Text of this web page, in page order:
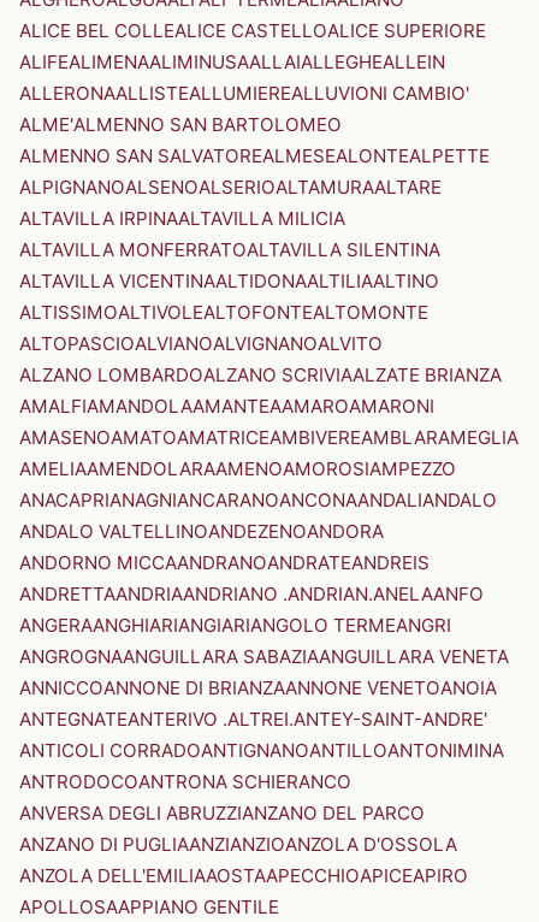
ALICE BEL COLLEALICE CASTELLOALICE SUPERIORE
ALIFEALIMENAALIMINUSAALLAIALLEGHEALLEIN
ALLERONAALLISTEALLUMIEREALLUVIONI CAMBIO'
ALME'ALMENNO SAN BARTOLOMEO
ALMENNO SAN SALVATOREALMESEALONTEALPETTE
ALPIGNANOALSENOALSERIOALTAMURAALTARE
ALTAVILLA IRPINAALTAVILLA MILICIA
ALTAVILLA MONFERRATOALTAVILLA SILENTINA
ALTAVILLA VICENTINAALTIDONAALTILIAALTINO
ALTISSIMOALTIVOLEALTOFONTEALTOMONTE
ALTOPASCIOALVIANOALVIGNANOALVITO
ALZANO LOMBARDOALZANO SCRIVIAALZATE BRIANZA
AMALFIAMANDOLAAMANTEAAMAROAMARONI
AMASENOAMATOAMATRICEAMBIVEREAMBLARAMEGLIA
AMELIAAMENDOLARAAMENOAMOROSIAMPEZZO
ANACAPRIANAGNIANCARANOANCONAANDALIANDALO
ANDALO VALTELLINOANDEZENOANDORA
ANDORNO MICCAANDRANOANDRATEANDREIS
ANDRETTAANDRIAANDRIANO .ANDRIAN.ANELAANFO
ANGERAANGHIARIANGIARIANGOLO TERMEANGRI
ANGROGNAANGUILLARA SABAZIAANGUILLARA VENETA
ANNICCOANNONE DI BRIANZAANNONE VENETOANOIA
ANTEGNATEANTERIVO .ALTREI.ANTEY-SAINT-ANDRE'
ANTICOLI CORRADOANTIGNANOANTILLOANTONIMINA
ANTRODOCOANTRONA SCHIERANCO
ANVERSA DEGLI ABRUZZIANZANO DEL PARCO
ANZANO DI PUGLIAANZIANZIOANZOLA D'OSSOLA
ANZOLA DELL'EMILIAAOSTAAPECCHIOAPICEAPIRO
APOLLOSAAPPIANO GENTILE